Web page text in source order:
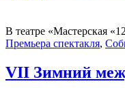
В театре «Мастерская
Премьера спектакля,
VII Зимний